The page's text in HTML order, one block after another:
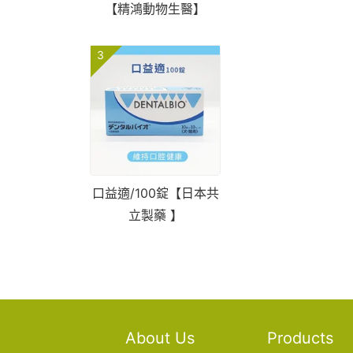
【精鴻動物生醫】
3
口益適/100錠【日本共
立製藥 】
About Us Products